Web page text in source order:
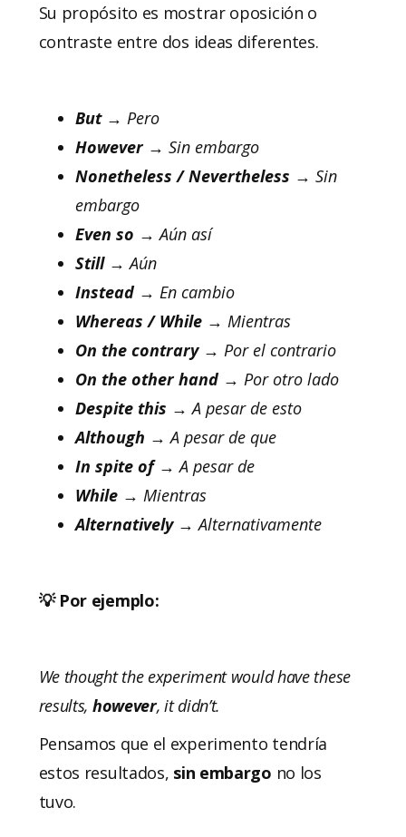
Su propósito es mostrar oposición o
contraste entre dos ideas diferentes.
But→ Pero
However→ Sin embargo
Nonetheless / Nevertheless → Sin
embargo
Even so → Aún así
Still→ Aún
Instead→ En cambio
Whereas / While → Mientras
On the contrary→ Por el contrario
On the other hand→ Por otro lado
Despite this → A pesar de esto
Although → A pesar de que
In spite of → A pesar de
While→ Mientras
Alternatively→ Alternativamente
💡 Por ejemplo:
We thought the experiment would have these
results, however, it didn’t.
Pensamos que el experimento tendría
estos resultados, sin embargo no los
tuvo.